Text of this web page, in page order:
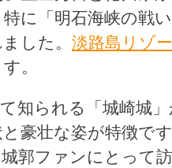
に「明石海峡の戦い
した。 淡路島リゾー
。
知られる「城崎城
豪壮な姿が特徴です
郭ファンにとって訪